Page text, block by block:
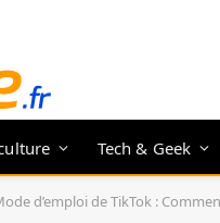
Tech & Geek
d’emploi de TikTok :